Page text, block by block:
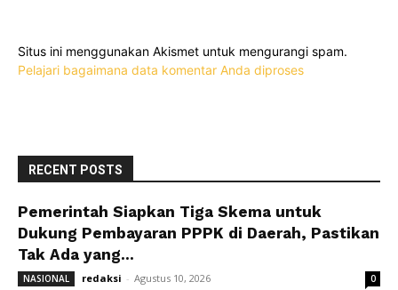
Situs ini menggunakan Akismet untuk mengurangi spam.
Pelajari bagaimana data komentar Anda diproses
RECENT POSTS
Pemerintah Siapkan Tiga Skema untuk
Dukung Pembayaran PPPK di Daerah, Pastikan
Tak Ada yang...
NASIONAL redaksi - Agustus 10, 2026 0